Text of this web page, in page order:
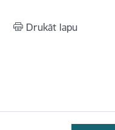
Drukāt lapu